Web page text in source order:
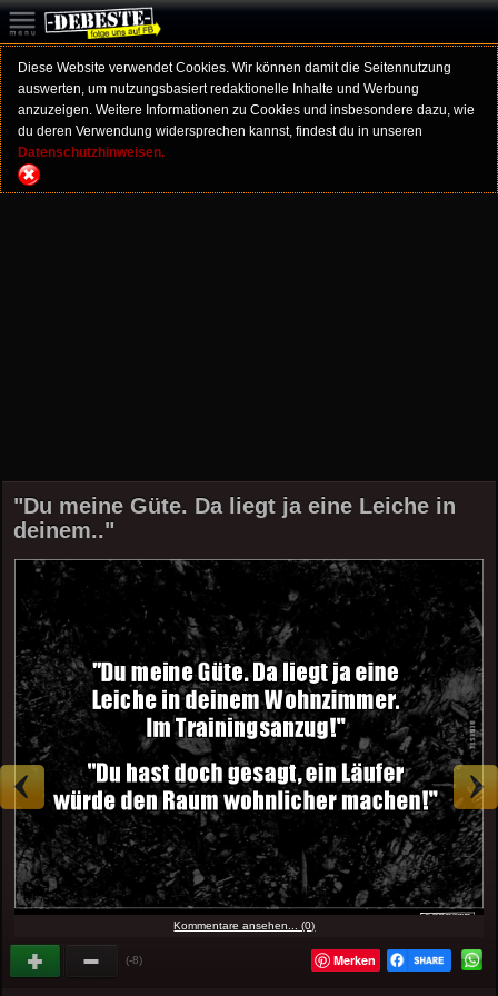
Diese Website verwendet Cookies. Wir können damit die Seitennutzung
auswerten, um nutzungsbasiert redaktionelle Inhalte und Werbung
anzuzeigen. Weitere Informationen zu Cookies und insbesondere dazu, wie
du deren Verwendung widersprechen kannst, findest du in unseren
Datenschutzhinweisen.
"Du meine Güte. Da liegt ja eine Leiche in
deinem.."
Kommentare ansehen... (0)
(-8) Merken